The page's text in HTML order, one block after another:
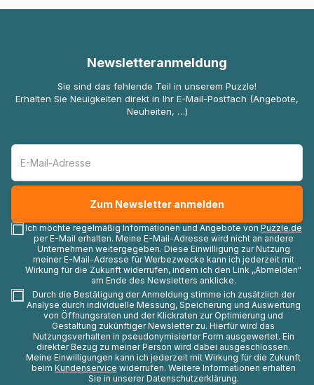
Newsletteranmeldung
Sie sind das fehlende Teil in unserem Puzzle!
Erhalten Sie Neuigkeiten direkt in Ihr E-Mail-Postfach (Angebote,
Neuheiten, …)
Ich möchte regelmäßig Informationen und Angebote von Puzzle.de
per E-Mail erhalten. Meine E-Mail-Adresse wird nicht an andere
Unternehmen weitergegeben. Diese Einwilligung zur Nutzung
meiner E-Mail-Adresse für Werbezwecke kann ich jederzeit mit
Wirkung für die Zukunft widerrufen, indem ich den Link „Abmelden"
am Ende des Newsletters anklicke.
Durch die Bestätigung der Anmeldung stimme ich zusätzlich der
Analyse durch individuelle Messung, Speicherung und Auswertung
von Öffnungsraten und der Klickraten zur Optimierung und
Gestaltung zukünftiger Newsletter zu. Hierfür wird das
Nutzungsverhalten in pseudonymisierter Form ausgewertet. Ein
direkter Bezug zu meiner Person wird dabei ausgeschlossen.
Meine Einwilligungen kann ich jederzeit mit Wirkung für die Zukunft
beim Kundenservice widerrufen. Weitere Informationen erhalten
Sie in unserer Datenschutzerklärung.